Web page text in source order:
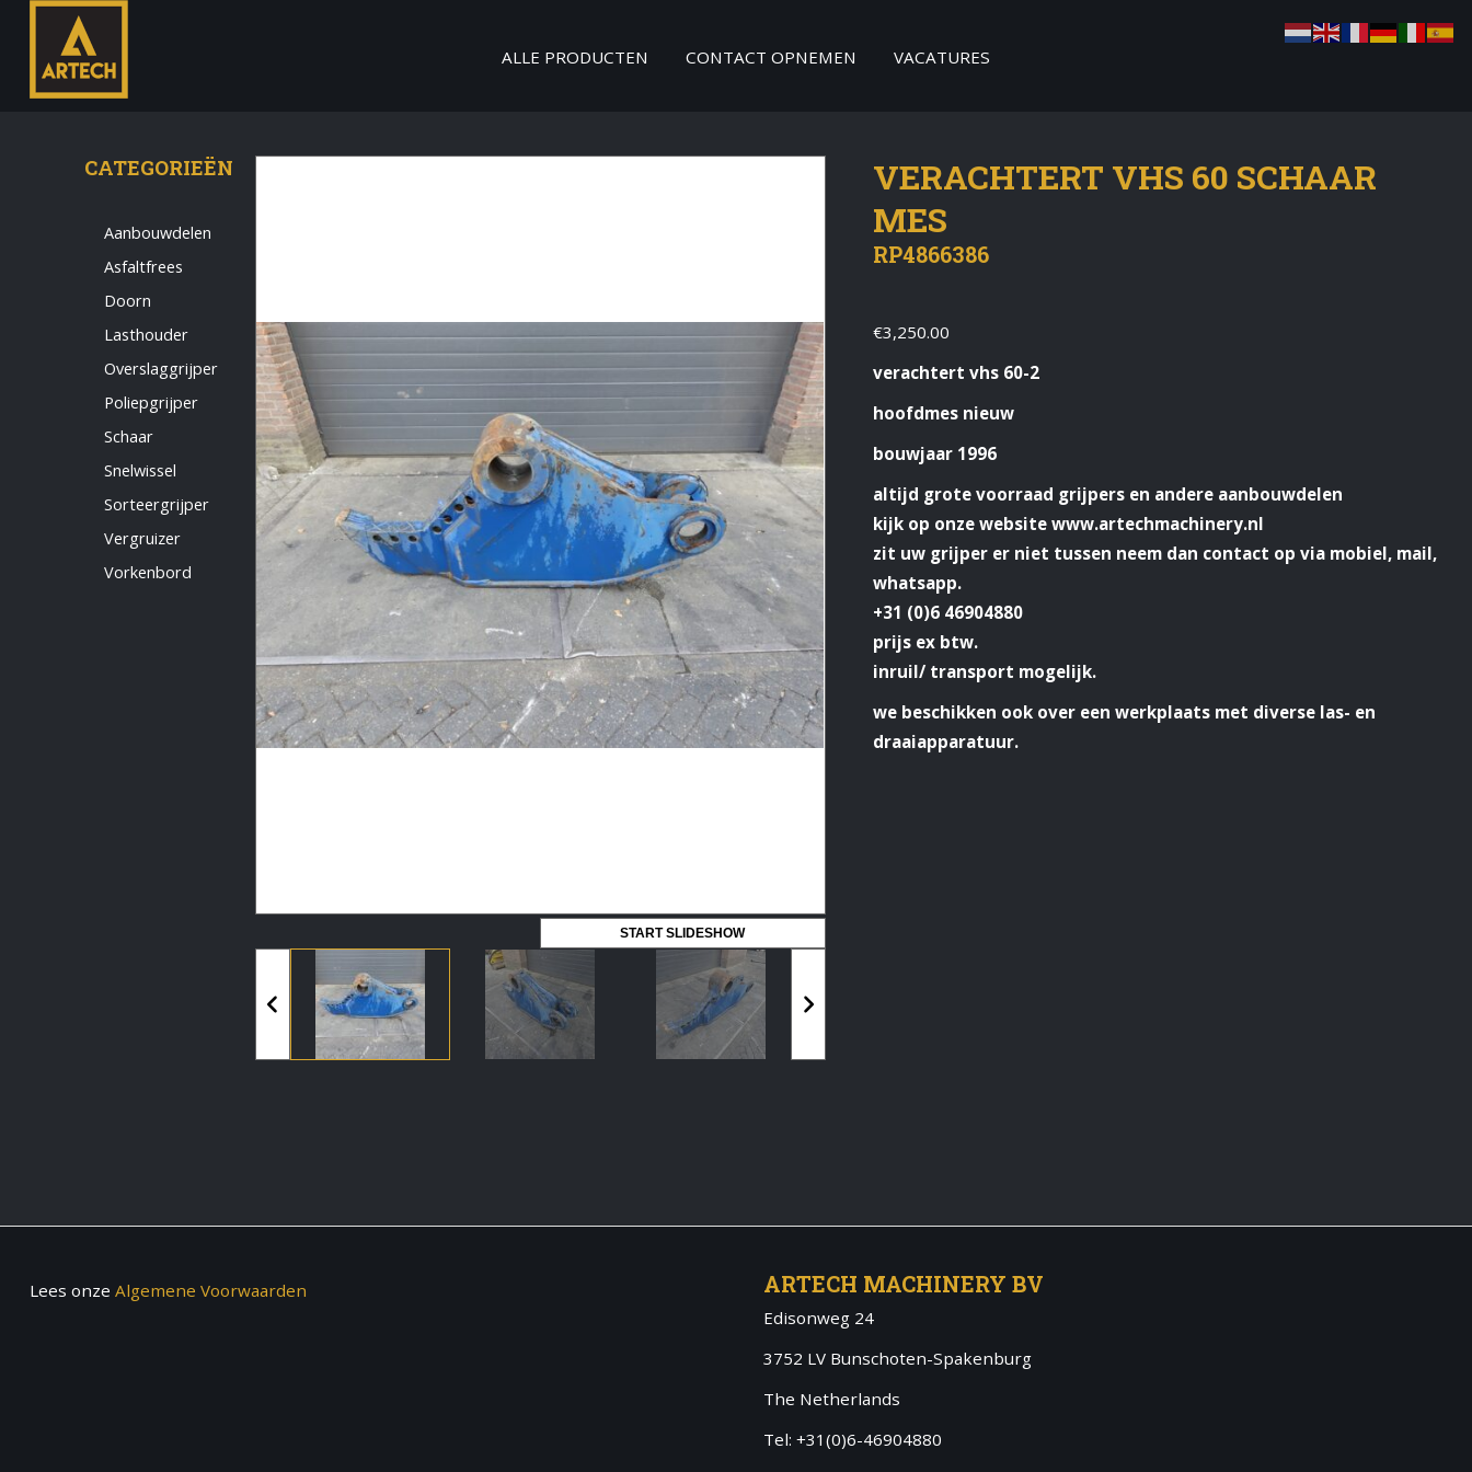
Allround CNC Verspaner
Spare parts manager
Vermeldingen feed
Reacties feed
WordPress.org
ALLE PRODUCTEN CONTACT OPNEMEN VACATURES
START SLIDESHOW
VERACHTERT VHS 60 SCHAAR
MES
RP4866386
€3,250.00
verachtert vhs 60-2
hoofdmes nieuw
bouwjaar 1996
altijd grote voorraad grijpers en andere aanbouwdelen
kijk op onze website www.artechmachinery.nl
zit uw grijper er niet tussen neem dan contact op via mobiel, mail,
whatsapp.
+31 (0)6 46904880
prijs ex btw.
inruil/ transport mogelijk.
we beschikken ook over een werkplaats met diverse las- en
draaiapparatuur.
CATEGORIEËN
Aanbouwdelen
Asfaltfrees
Doorn
Lasthouder
Overslaggrijper
Poliepgrijper
Schaar
Snelwissel
Sorteergrijper
Vergruizer
Vorkenbord
Lees onze Algemene Voorwaarden ARTECH MACHINERY BV
Edisonweg 24
3752 LV Bunschoten-Spakenburg
The Netherlands
Tel: +31(0)6-46904880